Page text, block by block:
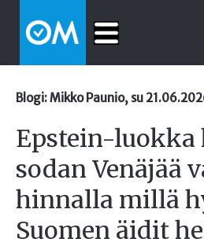
Blogi: Mikko Paunio, su
Epstein-luokka
sodan Venäjää
hinnalla millä
Suomen äidit